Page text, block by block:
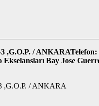
,G.O.P. / ANKARATelefon:
Bay Jose
,G.O.P. / ANKARA